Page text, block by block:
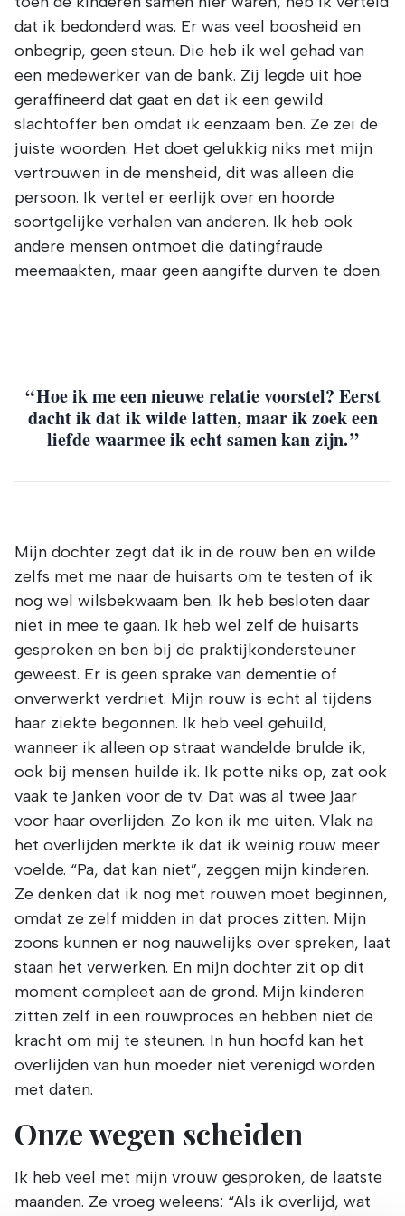
dat ik bedonderd was. Er was veel boosheid en
onbegrip, geen steun. Die heb ik wel gehad van
een medewerker van de bank. Zij legde uit hoe
geraffineerd dat gaat en dat ik een gewild
slachtoffer ben omdat ik eenzaam ben. Ze zei de
juiste woorden. Het doet gelukkig niks met mijn
vertrouwen in de mensheid, dit was alleen die
persoon. Ik vertel er eerlijk over en hoorde
soortgelijke verhalen van anderen. Ik heb ook
andere mensen ontmoet die datingfraude
meemaakten, maar geen aangifte durven te doen.
Hoe ik me een nieuwe relatie voorstel? Eerst
dacht ik dat ik wilde latten, maar ik zoek een
liefde waarmee ik echt samen kan zijn.
Mijn dochter zegt dat ik in de rouw ben en wilde
zelfs met me naar de huisarts om te testen of ik
nog wel wilsbekwaam ben. Ik heb besloten daar
niet in mee te gaan. Ik heb wel zelf de huisarts
gesproken en ben bij de praktijkondersteuner
geweest. Er is geen sprake van dementie of
onverwerkt verdriet. Mijn rouw is echt al tijdens
haar ziekte begonnen. Ik heb veel gehuild,
wanneer ik alleen op straat wandelde brulde ik,
ook bij mensen huilde ik. Ik potte niks op, zat ook
vaak te janken voor de tv. Dat was al twee jaar
voor haar overlijden. Zo kon ik me uiten. Vlak na
het overlijden merkte ik dat ik weinig rouw meer
voelde. “Pa, dat kan niet”, zeggen mijn kinderen.
Ze denken dat ik nog met rouwen moet beginnen,
omdat ze zelf midden in dat proces zitten. Mijn
zoons kunnen er nog nauwelijks over spreken, laat
staan het verwerken. En mijn dochter zit op dit
moment compleet aan de grond. Mijn kinderen
zitten zelf in een rouwproces en hebben niet de
kracht om mij te steunen. In hun hoofd kan het
overlijden van hun moeder niet verenigd worden
met daten.
Onze wegen scheiden
Ik heb veel met mijn vrouw gesproken, de laatste
maanden. Ze vroeg weleens: “Als ik overlijd, wat